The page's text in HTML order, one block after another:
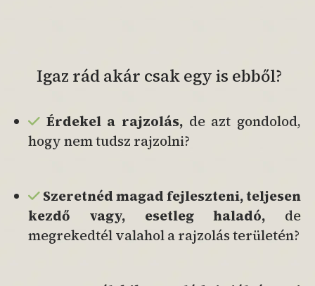
Igaz rád akár csak egy is ebből?
Érdekel a rajzolás, de azt gondolod,
hogy nem tudsz rajzolni?
Szeretnéd magad fejleszteni,teljesen
kezdő vagy, esetleg
haladó, de
megrekedtél valahol a rajzolás területén?